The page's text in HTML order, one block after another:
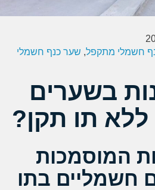
חשמלי מתקפל, שער כנף חשמלי
בשערים
תו תקן?
המוסמכות
חשמליים בתו